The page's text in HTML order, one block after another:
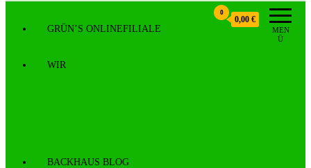
MEN
Ü
0
0,00 €
GRÜN’S ONLINEFILIALE
WIR
BACKHAUS BLOG